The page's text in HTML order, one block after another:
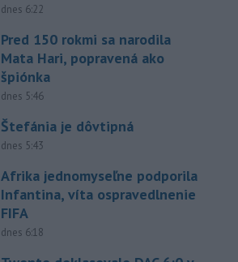
dnes 6:22
Pred 150 rokmi sa narodila
Mata Hari, popravená ako
špiónka
dnes 5:46
Štefánia je dôvtipná
dnes 5:43
Afrika jednomyseľne podporila
Infantina, víta ospravedlnenie
FIFA
dnes 6:18